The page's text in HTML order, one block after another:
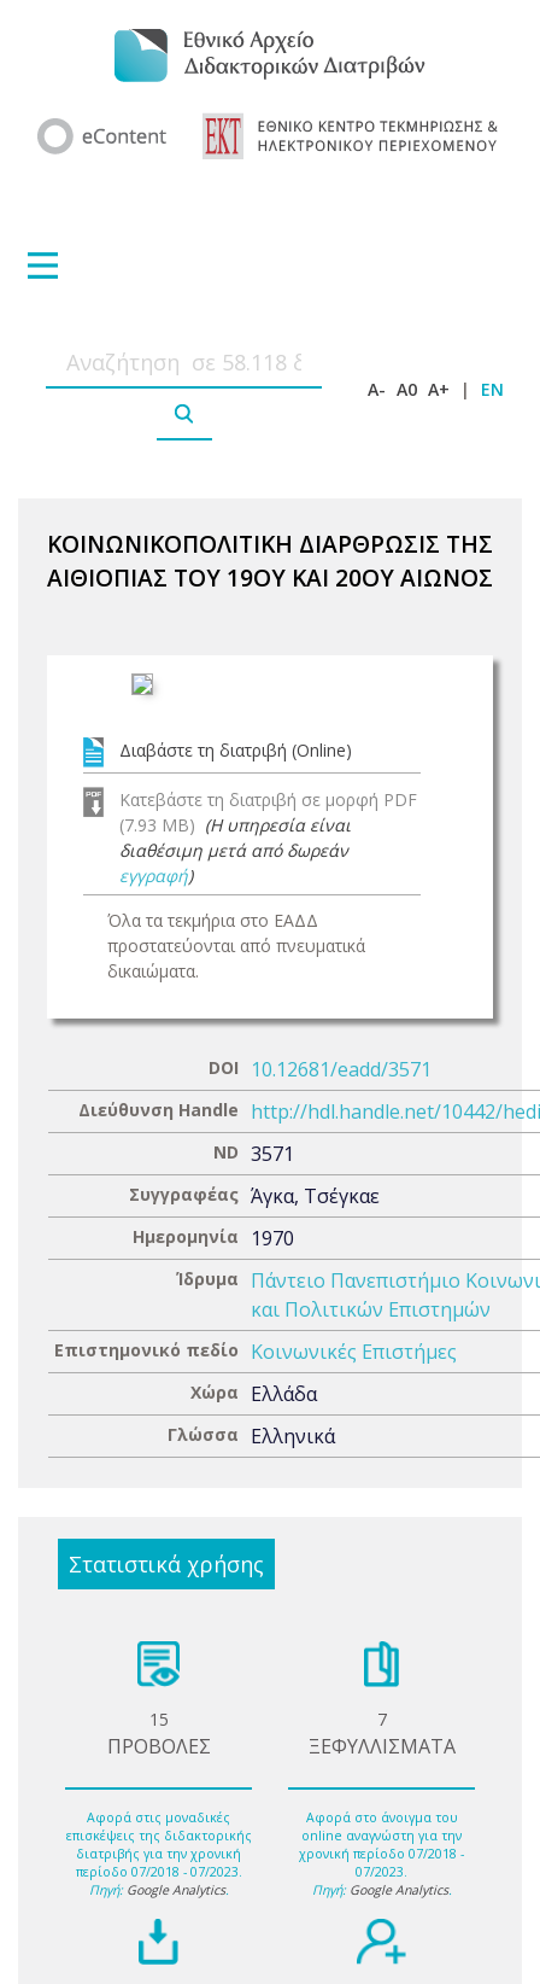
A- A0 A+ | EN
ΚΟΙΝΩΝΙΚΟΠΟΛΙΤΙΚΗ ΔΙΑΡΘΡΩΣΙΣ ΤΗΣ
ΑΙΘΙΟΠΙΑΣ ΤΟΥ 19ΟΥ ΚΑΙ 20ΟΥ ΑΙΩΝΟΣ
Διαβάστε τη διατριβή (Online)
Κατεβάστε τη διατριβή σε μορφή PDF
(7.93 MB) (Η υπηρεσία είναι
διαθέσιμη μετά από δωρεάν
εγγραφή)
Όλα τα τεκμήρια στο ΕΑΔΔ
προστατεύονται από πνευματικά
δικαιώματα.
DOI 10.12681/eadd/3571
Διεύθυνση Handle http://hdl.handle.net/10442/
ND 3571
Συγγραφέας Άγκα, Τσέγκαε
Ημερομηνία 1970
Ίδρυμα
Πάντειο Πανεπιστήμιο
και Πολιτικών Επιστημών
Επιστημονικό πεδίο Κοινωνικές Επιστήμες
Χώρα Ελλάδα
Γλώσσα Ελληνικά
Στατιστικά χρήσης
15
ΠΡΟΒΟΛΕΣ
Αφορά στις μοναδικές
επισκέψεις της διδακτορικής
διατριβής για την χρονική
περίοδο 07/2018 - 07/2023.
Πηγή: Google Analytics.
7
ΞΕΦΥΛΛΙΣΜΑΤΑ
Αφορά στο άνοιγμα του
online αναγνώστη για την
χρονική περίοδο 07/2018 -
07/2023.
Πηγή: Google Analytics.